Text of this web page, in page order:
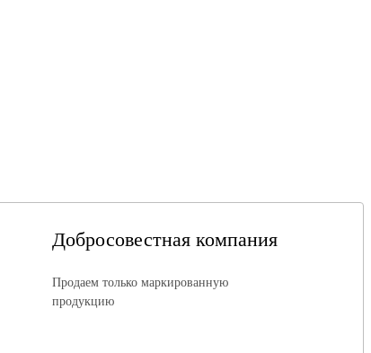
Добросовестная компания
Продаем только маркированную
продукцию